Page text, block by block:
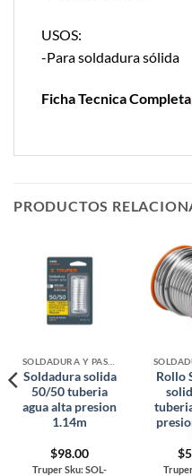
USOS:
-Para soldadura sólida
Ficha Tecnica
PRODUCTOS
SOLDADURA Y PASTAS
Soldadura solida
50/50 tuberia
agua alta presion
1.14m
$98.00
Truper Sku: SOL-
Rollo
$